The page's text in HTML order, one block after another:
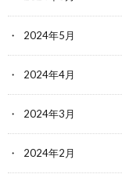
2024年5月
2024年4月
2024年3月
2024年2月